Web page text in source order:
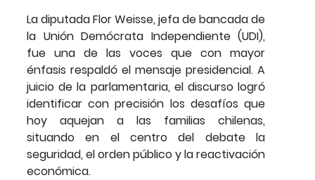
La diputada Flor Weisse, jefa de bancada de
la Unión Demócrata Independiente (UDI),
fue una de las voces que con mayor
énfasis respaldó el mensaje presidencial. A
juicio de la parlamentaria, el discurso logró
identificar con precisión los desafíos que
hoy aquejan a las familias chilenas,
situando en el centro del debate la
seguridad, el orden público y la reactivación
económica.